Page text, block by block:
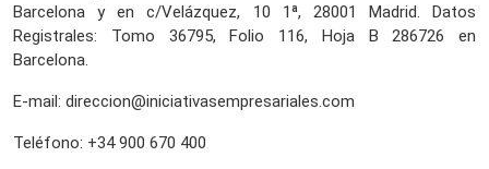
Barcelona y en c/Velázquez, 10 1ª, 28001 Madrid. Datos
Registrales: Tomo 36795, Folio 116, Hoja B 286726 en
Barcelona.
E-mail: direccion@iniciativasempresariales.com
Teléfono: +34 900 670 400